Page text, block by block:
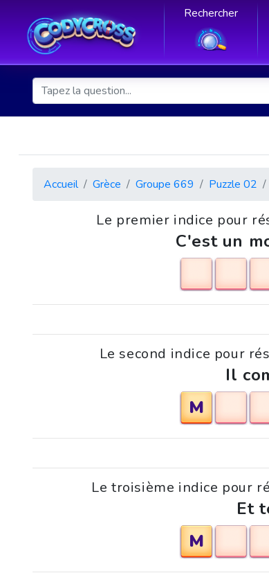
Rechercher
Accueil Grèce Groupe 669 Puzzle 02
Le premier indice pour
C'est un
Le second indice pour
Il
M
Le troisième indice pour
Et
M